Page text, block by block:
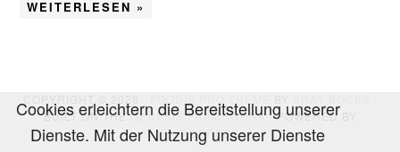
WEITERLESEN »
BUILT ON THEGENESIS FRAMEWORK· POWERED BY
WORDPRESS
Cookies erleichtern die Bereitstellung unserer
Dienste. Mit der Nutzung unserer Dienste